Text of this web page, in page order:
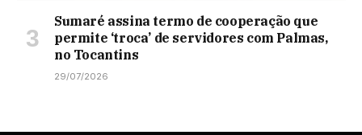
Sumaré assina termo de cooperação que
permite ‘troca’ de servidores com Palmas,
no Tocantins
29/07/2026